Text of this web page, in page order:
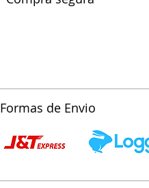
Formas de Envio